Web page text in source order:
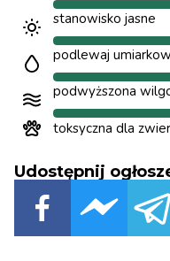
stanowisko jasne
podlewaj
podwyższona
toksyczna dla
Udostępnij